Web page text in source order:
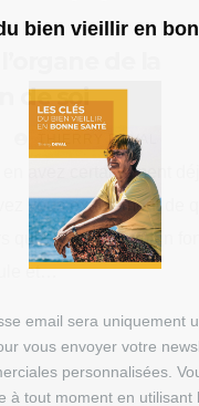
de soi
THIERRY DUVAL
en avez certainement
vous exactement de
que le corps humain
et…
bien vieillir en
email sera uniquement
vous envoyer votre
personnalisées.
à tout moment en utilisant